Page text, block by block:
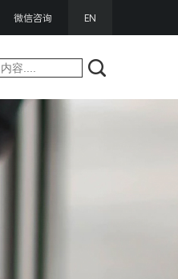
微信咨询 EN